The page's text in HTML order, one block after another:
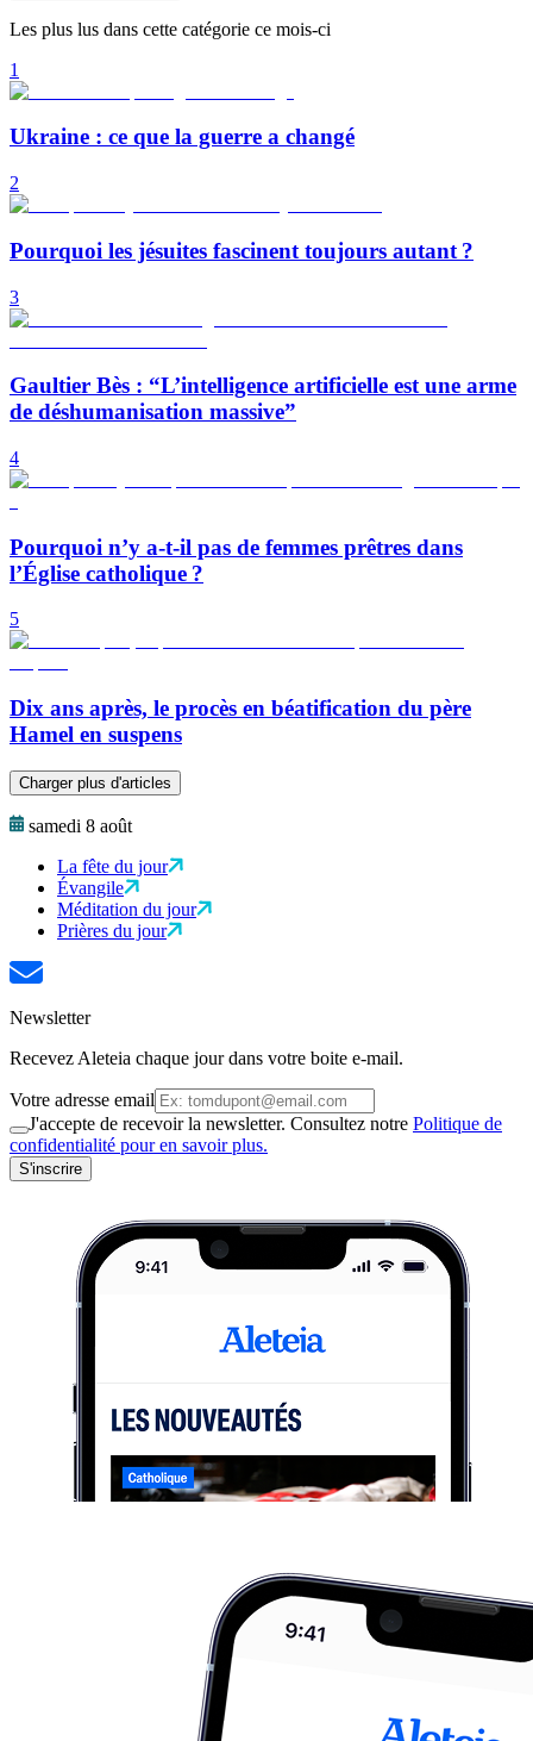
Les plus lus dans cette catégorie ce mois-ci
1
Ukraine : ce que la guerre a changé
2
Pourquoi les jésuites fascinent toujours autant ?
3
Gaultier Bès : “L’intelligence artificielle est une arme
de déshumanisation massive”
4
Pourquoi n’y a-t-il pas de femmes prêtres dans
l’Église catholique ?
5
Dix ans après, le procès en béatification du père
Hamel en suspens
Charger plus d'articles
samedi 8 août
La fête du jour
Évangile
Méditation du jour
Prières du jour
Newsletter
Recevez Aleteia chaque jour dans votre boite e-mail.
Votre adresse email
J'accepte de recevoir la newsletter. Consultez notre Politique de
confidentialité pour en savoir plus.
S'inscrire